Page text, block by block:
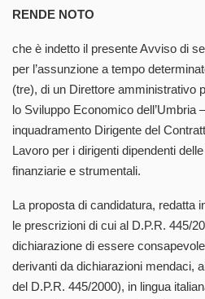
RENDE NOTO
che è indetto il presente Avviso di
per l’assunzione a tempo
(tre), di un Direttore amministrativo
lo Sviluppo Economico dell’Umbria
inquadramento Dirigente del
Lavoro per i dirigenti dipendenti
finanziarie e strumentali.
La proposta di candidatura, redatta
le prescrizioni di cui al D.P.R. 445/
dichiarazione di essere
derivanti da dichiarazioni mendaci,
del D.P.R. 445/2000), in lingua